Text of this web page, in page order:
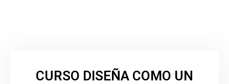
CURSO DISEÑA COMO UN